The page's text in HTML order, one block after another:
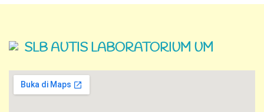
SLB AUTIS LABORATORIUM UM